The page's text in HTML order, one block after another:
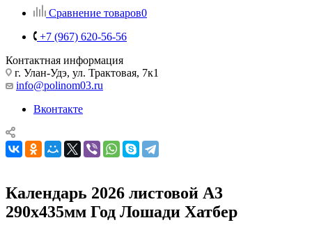
Сравнение товаров0
+7 (967) 620-56-56
Контактная информация
г. Улан-Удэ, ул. Трактовая, 7к1
info@polinom03.ru
Вконтакте
Календарь 2026 листовой А3
290х435мм Год Лошади Хатбер